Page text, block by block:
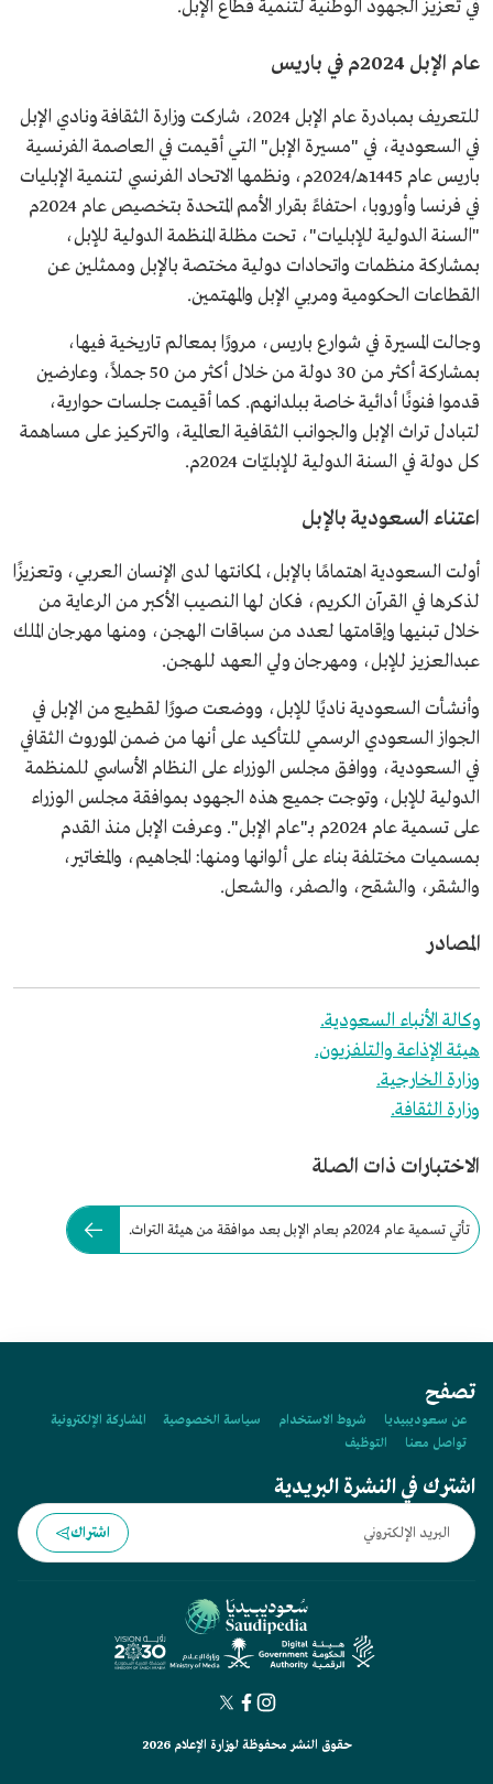
في تعزيز الجهود الوطنية لتنمية قطاع الإبل.
عام الإبل 2024م في باريس
للتعريف بمبادرة عام الإبل 2024، شاركت وزارة الثقافة ونادي الإبل
في السعودية، في "مسيرة الإبل" التي أقيمت في العاصمة الفرنسية
باريس عام 1445هـ/2024م، ونظمها الاتحاد الفرنسي لتنمية الإبليات
في فرنسا وأوروبا، احتفاءً بقرار الأمم المتحدة بتخصيص عام 2024م
"السنة الدولية للإبليات"، تحت مظلة المنظمة الدولية للإبل،
بمشاركة منظمات واتحادات دولية مختصة بالإبل وممثلين عن
القطاعات الحكومية ومربي الإبل والمهتمين.
وجالت المسيرة في شوارع باريس، مرورًا بمعالم تاريخية فيها،
بمشاركة أكثر من 30 دولة من خلال أكثر من 50 جملاً، وعارضين
قدموا فنونًا أدائية خاصة ببلدانهم. كما أقيمت جلسات حوارية،
لتبادل تراث الإبل والجوانب الثقافية العالمية، والتركيز على مساهمة
كل دولة في السنة الدولية للإبليّات 2024م.
اعتناء السعودية بالإبل
أولت السعودية اهتمامًا بالإبل، لمكانتها لدى الإنسان العربي، وتعزيزًا
لذكرها في القرآن الكريم، فكان لها النصيب الأكبر من الرعاية من
خلال تبنيها وإقامتها لعدد من سباقات الهجن، ومنها مهرجان الملك
عبدالعزيز للإبل، ومهرجان ولي العهد للهجن.
وأنشأت السعودية ناديًا للإبل، ووضعت صورًا لقطيع من الإبل في
الجواز السعودي الرسمي للتأكيد على أنها من ضمن الموروث الثقافي
في السعودية، ووافق مجلس الوزراء على النظام الأساسي للمنظمة
الدولية للإبل، وتوجت جميع هذه الجهود بموافقة مجلس الوزراء
على تسمية عام 2024م بـ"عام الإبل". وعرفت الإبل منذ القدم
بمسميات مختلفة بناء على ألوانها ومنها: المجاهيم، والمغاتير،
والشقر، والشقح، والصفر، والشعل.
المصادر
وكالة الأنباء السعودية.
هيئة الإذاعة والتلفزيون.
وزارة الخارجية.
وزارة الثقافة.
الاختبارات ذات الصلة
تأتي تسمية عام 2024م بعام الإبل بعد موافقة من هيئة التراث.
تصفح
عن سعوديبيديا شروط الاستخدام سياسة الخصوصية
المشاركة الإلكترونية
تواصل معنا
التوظيف
اشترك في النشرة البريدية
اشتراك
حقوق النشر محفوظة لوزارة الإعلام 2026